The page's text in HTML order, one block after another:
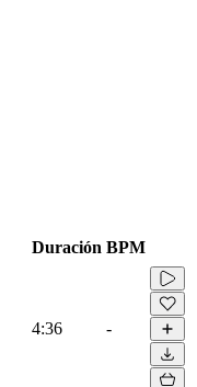
Duración BPM
4:36 -